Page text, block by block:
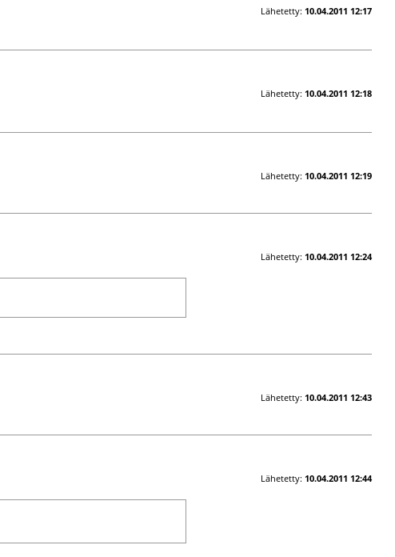
Lähetetty: 10.04.2011 12:17
Lähetetty: 10.04.2011 12:18
Lähetetty: 10.04.2011 12:19
Lähetetty: 10.04.2011 12:24
Lähetetty: 10.04.2011 12:43
Lähetetty: 10.04.2011 12:44